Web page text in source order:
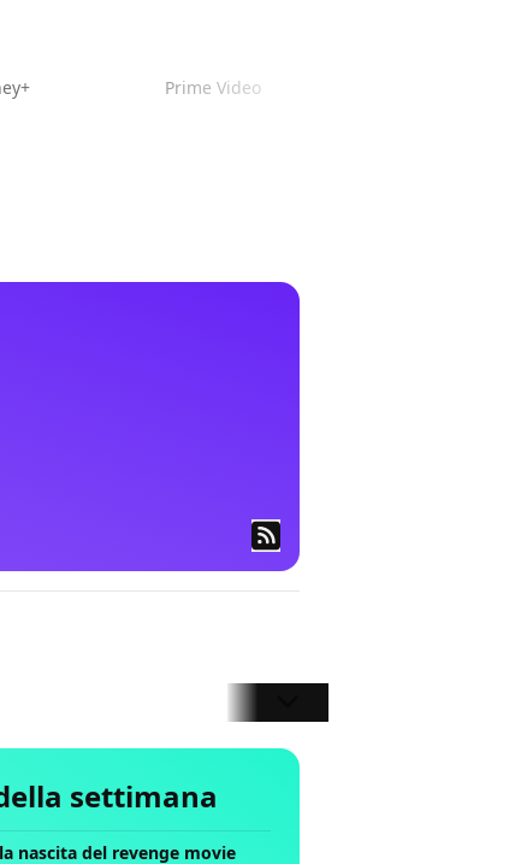
Prime Video
settimana
nascita del revenge movie